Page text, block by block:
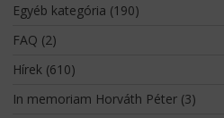
Egyéb kategória (190)
FAQ (2)
Hírek(610)
In memoriam Horváth Péter(3)